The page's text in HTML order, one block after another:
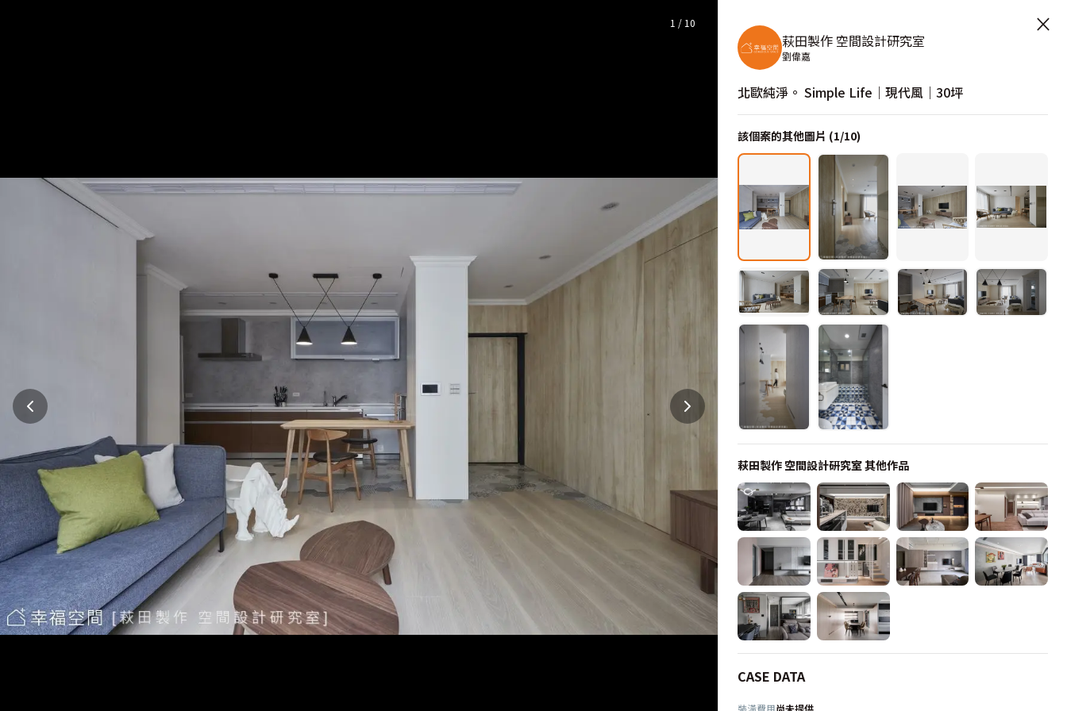
— 完整照片空間靈感
1 / 10 ×
萩田製作 空間設計研究室
劉偉嘉
北歐純淨。 Simple Life｜現代風｜30坪
該個案的其他圖片 (1/10)
萩田製作 空間設計研究室其他作品
CASE DATA